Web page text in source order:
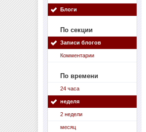
Блоги
По секции
Записи блогов
Комментарии
По времени
24 часа
неделя
2 недели
месяц